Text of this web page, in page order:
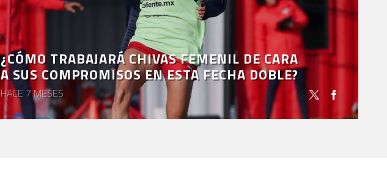
¿CÓMO TRABAJARÁ CHIVAS FEMENIL DE CARA
A SUS COMPROMISOS EN ESTA FECHA DOBLE?
HACE 7 MESES